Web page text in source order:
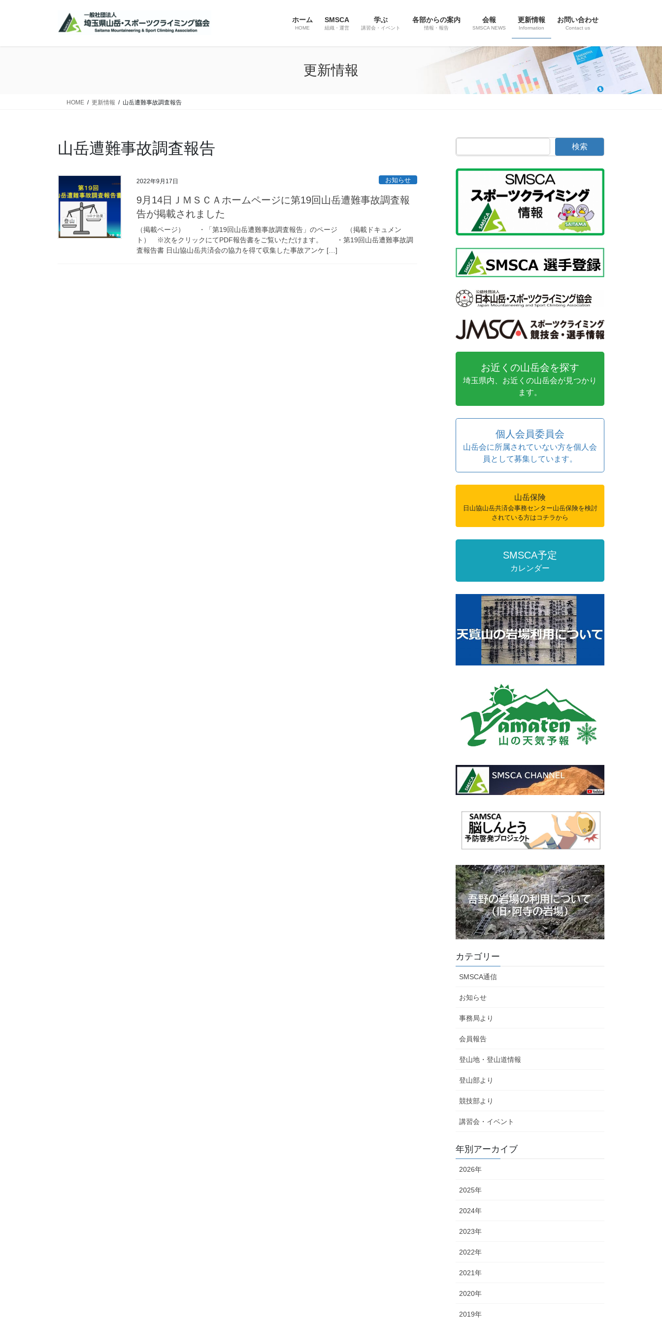
ホーム
HOME
SMSCA
組織・運営
学ぶ
講習会・イベント
各部からの案内
情報・報告
会報
SMSCA NEWS
更新情報
Information
お問い合わせ
Contact us
更新情報
HOME 更新情報 山岳遭難事故調査報告
山岳遭難事故調査報告
2022年9月17日 お知らせ
9月14日ＪＭＳＣＡホームページに第19回山岳遭難事故調査報
告が掲載されました
（掲載ページ） ・「第19回山岳遭難事故調査報告」のページ （掲載ドキュメン
ト） ※次をクリックにてPDF報告書をご覧いただけます。 ・第19回山岳遭難事故調
査報告書 日山協山岳共済会の協力を得て収集した事故アンケ […]
検索
お近くの山岳会を探す
埼玉県内、お近くの山岳会が見つかり
ます。
個人会員委員会
山岳会に所属されていない方を個人会
員として募集しています。
山岳保険
日山協山岳共済会事務センター山岳保険を検討
されている方はコチラから
SMSCA予定
カレンダー
カテゴリー
SMSCA通信
お知らせ
事務局より
会員報告
登山地・登山道情報
登山部より
競技部より
講習会・イベント
年別アーカイブ
2026年
2025年
2024年
2023年
2022年
2021年
2020年
2019年